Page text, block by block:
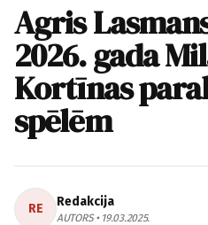
Agris
2026. gada
Kortīnas
spēlēm
RE Redakcija
AUTORS • 19.03.2025.